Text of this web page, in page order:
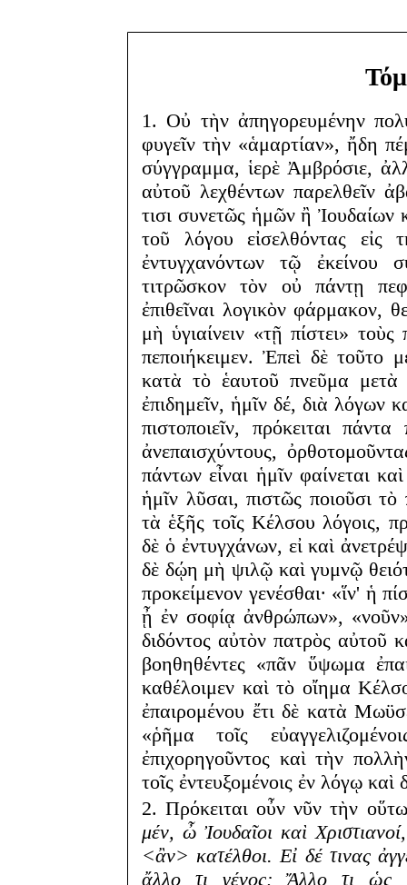
1. Οὐ τὴν ἀπηγορευμένην
φυγεῖν τὴν «ἁμαρτίαν», ἤδη
σύγγραμμα, ἱερὲ Ἀμβρόσιε,
αὐτοῦ λεχθέντων παρελθεῖν
τισι συνετῶς ἡμῶν ἢ Ἰουδαίων
τοῦ λόγου εἰσελθόντας εἰς
ἐντυγχανόντων τῷ ἐκείνου
τιτρῶσκον τὸν οὐ πάντῃ
ἐπιθεῖναι λογικὸν φάρμακον,
μὴ ὑγιαίνειν «τῇ πίστει»
πεποιήκειμεν. Ἐπεὶ δὲ τοῦτο
κατὰ τὸ ἑαυτοῦ πνεῦμα μετὰ
ἐπιδημεῖν, ἡμῖν δέ, διὰ λόγων
πιστοποιεῖν, πρόκειται
ἀνεπαισχύντους,
πάντων εἶναι ἡμῖν φαίνεται
ἡμῖν λῦσαι, πιστῶς ποιοῦσι
τὰ ἑξῆς τοῖς Κέλσου λόγοις,
δὲ ὁ ἐντυγχάνων, εἰ καὶ
δὲ δῴη μὴ ψιλῷ καὶ γυμνῷ
προκείμενον γενέσθαι· «ἵν' ἡ
ᾖ ἐν σοφίᾳ ἀνθρώπων»,
διδόντος αὐτὸν πατρὸς αὐτοῦ
βοηθηθέντες «πᾶν ὕψωμα
καθέλοιμεν καὶ τὸ οἴημα
ἐπαιρομένου ἔτι δὲ κατὰ
«ῥῆμα τοῖς
ἐπιχορηγοῦντος καὶ τὴν
τοῖς ἐντευξομένοις ἐν λόγῳ καὶ
2. Πρόκειται οὖν νῦν τὴν
μέν, ὦ Ἰουδαῖοι καὶ
<ἂν> κατέλθοι. Εἰ δέ τινας
ἄλλο τι γένος; Ἄλλο τι ὡς